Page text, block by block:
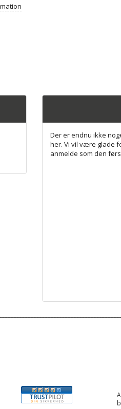
Der er endnu ikke
her. Vi vil være glade
anmelde som den